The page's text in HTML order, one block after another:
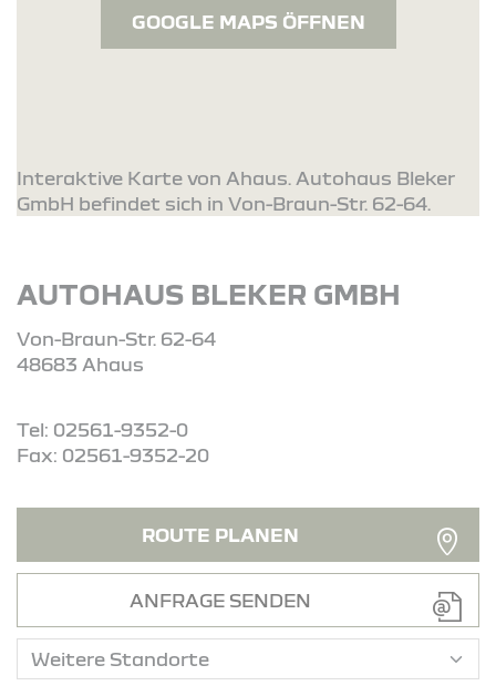
GOOGLE MAPS ÖFFNEN
Interaktive Karte von Ahaus. Autohaus Bleker
GmbH befindet sich in Von-Braun-Str. 62-64.
AUTOHAUS BLEKER GMBH
Von-Braun-Str. 62-64
48683 Ahaus
Tel: 02561-9352-0
Fax: 02561-9352-20
ROUTE PLANEN
ANFRAGE SENDEN